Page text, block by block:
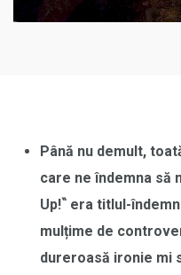
Până nu demult,
care ne îndemna să
Up!‶ era titlul-
mulțime de
dureroasă ironie mi